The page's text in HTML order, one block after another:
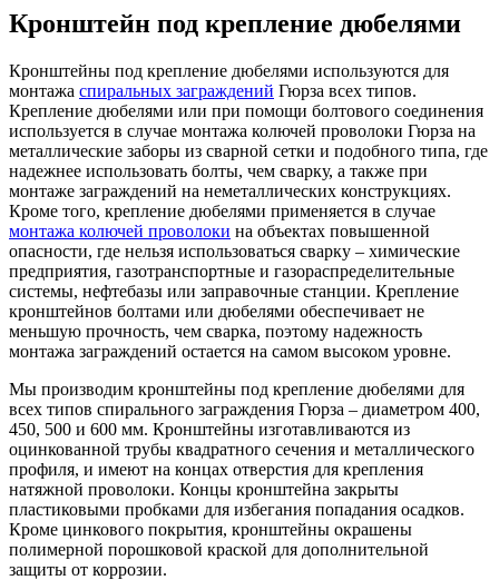
Кронштейн под крепление дюбелями
Кронштейны под крепление дюбелями используются для
монтажа спиральных заграждений Гюрза всех типов.
Крепление дюбелями или при помощи болтового соединения
используется в случае монтажа колючей проволоки Гюрза на
металлические заборы из сварной сетки и подобного типа, где
надежнее использовать болты, чем сварку, а также при
монтаже заграждений на неметаллических конструкциях.
Кроме того, крепление дюбелями применяется в случае
монтажа колючей проволоки на объектах повышенной
опасности, где нельзя использоваться сварку – химические
предприятия, газотранспортные и газораспределительные
системы, нефтебазы или заправочные станции. Крепление
кронштейнов болтами или дюбелями обеспечивает не
меньшую прочность, чем сварка, поэтому надежность
монтажа заграждений остается на самом высоком уровне.
Мы производим кронштейны под крепление дюбелями для
всех типов спирального заграждения Гюрза – диаметром 400,
450, 500 и 600 мм. Кронштейны изготавливаются из
оцинкованной трубы квадратного сечения и металлического
профиля, и имеют на концах отверстия для крепления
натяжной проволоки. Концы кронштейна закрыты
пластиковыми пробками для избегания попадания осадков.
Кроме цинкового покрытия, кронштейны окрашены
полимерной порошковой краской для дополнительной
защиты от коррозии.